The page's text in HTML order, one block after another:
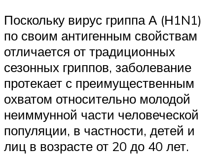
Поскольку вирус гриппа А (Н1N1)
по своим антигенным свойствам
отличается от традиционных
сезонных гриппов, заболевание
протекает с преимущественным
охватом относительно молодой
неиммунной части человеческой
популяции, в частности, детей и
лиц в возрасте от 20 до 40 лет.